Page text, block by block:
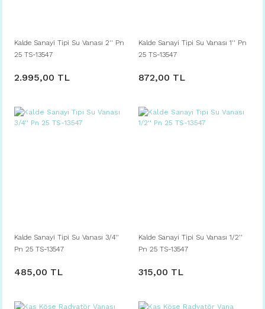
Kalde Sanayi Tipi Su Vanası 2'' Pn
25 TS-13547
2.995,00 TL
Kalde Sanayi Tipi Su Vanası 1'' Pn
25 TS-13547
872,00 TL
Kalde Sanayi Tipi Su Vanası 3/4''
Pn 25 TS-13547
485,00 TL
Kalde Sanayi Tipi Su Vanası 1/2''
Pn 25 TS-13547
315,00 TL